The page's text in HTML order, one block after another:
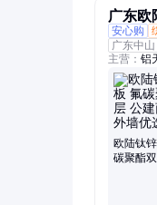
广东欧
安心购
广东中山
主营： 铝
板、
栅、铝
花、欧
花、欧
OULU欧
欧陆钛
碳聚酯